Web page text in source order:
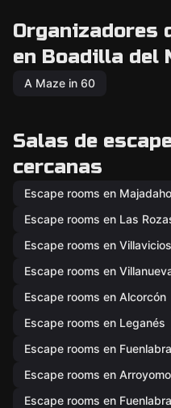
Organizadores
en Boadilla del
A Maze in 60
Salas de
cercanas
Escape rooms en
Escape rooms en Las
Escape rooms en
Escape rooms en
Escape rooms en Alcorcón
Escape rooms en Leganés
Escape rooms en
Escape rooms en
Escape rooms en